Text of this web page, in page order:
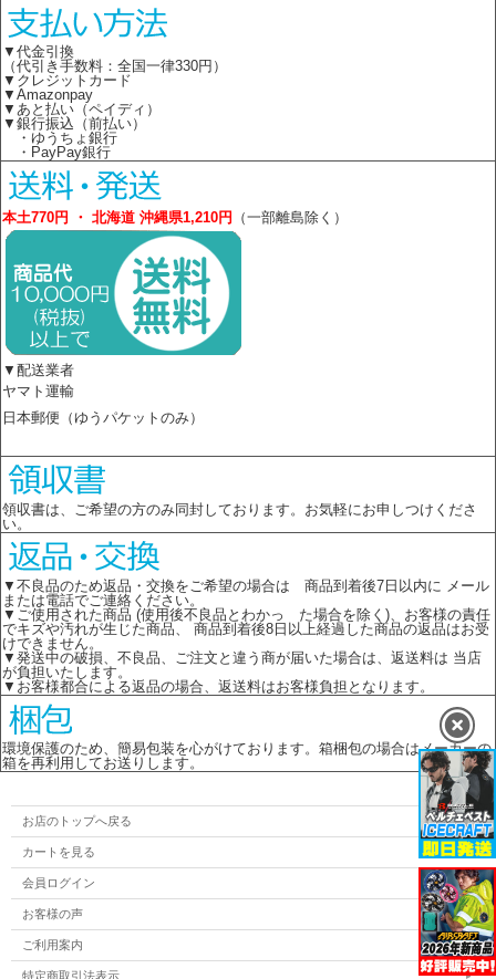
▼代金引換
（代引き手数料：全国一律330円）
▼クレジットカード
▼Amazonpay
▼あと払い（ペイディ）
▼銀行振込（前払い）
・ゆうちょ銀行
・PayPay銀行
本土770円 ・ 北海道 沖縄県1,210円 （一部離島除く）
▼配送業者
ヤマト運輸
日本郵便（ゆうパケットのみ）
領収書は、ご希望の方のみ同封しております。お気軽にお申しつけくださ
い。
▼不良品のため返品・交換をご希望の場合は 商品到着後7日以内に メール
または電話でご連絡ください。
▼ご使用された商品 (使用後不良品とわかっ た場合を除く)、お客様の責任
でキズや汚れが生じた商品、 商品到着後8日以上経過した商品の返品はお受
けできません。
▼発送中の破損、不良品、ご注文と違う商が届いた場合は、返送料は 当店
が負担いたします。
▼お客様都合による返品の場合、返送料はお客様負担となります。
環境保護のため、簡易包装を心がけております。箱梱包の場合はメーカーの
箱を再利用してお送りします。
お店のトップへ戻る
カートを見る
会員ログイン
お客様の声
ご利用案内
特定商取引法表示